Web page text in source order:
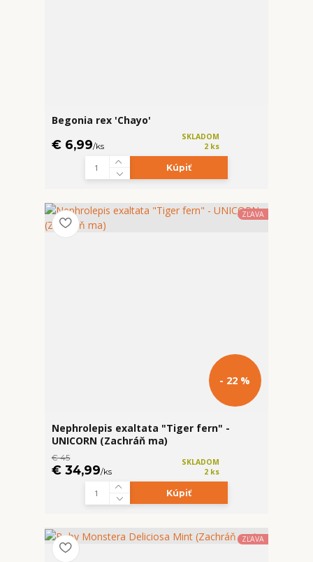
Begonia rex 'Chayo'
€ 6,99/ks
SKLADOM
2 ks
Kúpiť
ZĽAVA
- 22 %
Nephrolepis exaltata "Tiger fern" -
UNICORN (Zachráň ma)
€ 45
€ 34,99/ks
SKLADOM
2 ks
Kúpiť
ZĽAVA